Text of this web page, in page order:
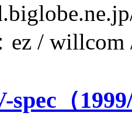
ez /
（